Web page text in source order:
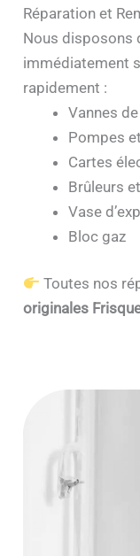
Réparation et
Nous disposons
immédiatement
rapidement :
Vannes
Pompes
Cartes
Brûleurs
Vase
Bloc gaz
Toutes nos
originales